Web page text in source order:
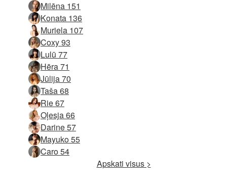
Milēna 151
Konata 136
Muriela 107
Coxy 93
Lulū 77
Hēra 71
Jūlija 70
Taša 68
Rie 67
Oļesja 66
Darine 57
Mayuko 55
Caro 54
Apskati visus >